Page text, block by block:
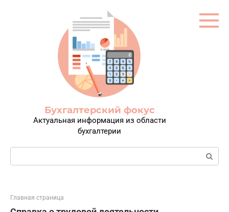
Бухгалтерский фокус
Актуальная информация из области
бухгалтерии
Поиск:
Главная страница